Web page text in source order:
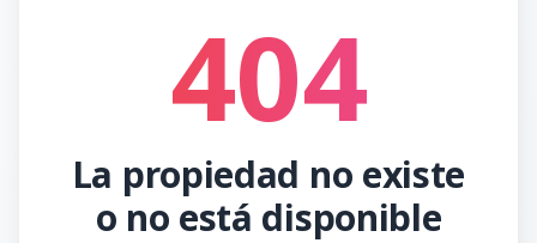
404
La propiedad no existe
o no está disponible